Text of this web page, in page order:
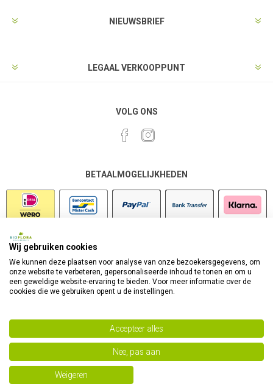
NIEUWSBRIEF
LEGAAL VERKOOPPUNT
VOLG ONS
BETAALMOGELIJKHEDEN
Powered bynopCommerce
Copyright 2026 Bioflora Health Products. Alle rechten
Wij gebruiken cookies
We kunnen deze plaatsen voor analyse van onze bezoekersgegevens, om
onze website te verbeteren, gepersonaliseerde inhoud te tonen en om u
een geweldige website-ervaring te bieden. Voor meer informatie over de
cookies die we gebruiken opent u de instellingen.
Accepteer alles
Nee, pas aan
Weigeren